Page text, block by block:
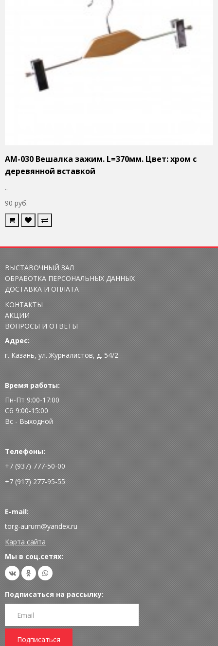
AM-030 Вешалка зажим. L=370мм. Цвет: хром с
деревянной вставкой
..
90 руб.
ВЫСТАВОЧНЫЙ ЗАЛ
ОБРАБОТКА ПЕРСОНАЛЬНЫХ ДАННЫХ
ДОСТАВКА И ОПЛАТА
КОНТАКТЫ
АКЦИИ
ВОПРОСЫ И ОТВЕТЫ
Адрес:
г. Казань, ул. Журналистов, д. 54/2
Время работы:
Пн-Пт 9:00-17:00
Сб 9:00-15:00
Вс - Выходной
Телефоны:
+7 (937) 777-50-00
+7 (917) 277-95-55
E-mail:
torg-aurum@yandex.ru
Карта сайта
Мы в соц.сетях:
Подписаться на рассылку:
Подписаться